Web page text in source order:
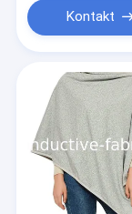
Kontakt